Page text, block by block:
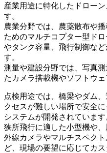
産業用途に特化したドロー
す。
農業分野では、農薬散布や
ためのマルチコプター型ド
やタンク容量、飛行制御な
す。
測量や建設分野では、写真
たカメラ搭載機やソフトウ
点検用途では、橋梁やダム
クセスが難しい場所で安全
システムが開発されています
狭所飛行に適した小型機や
外線カメラやマルチスペク
ど、現場の要望に応じてカ